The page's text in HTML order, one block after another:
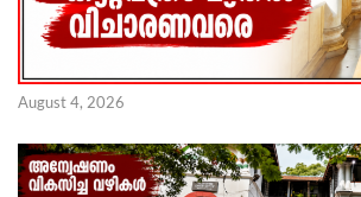
August 4, 2026